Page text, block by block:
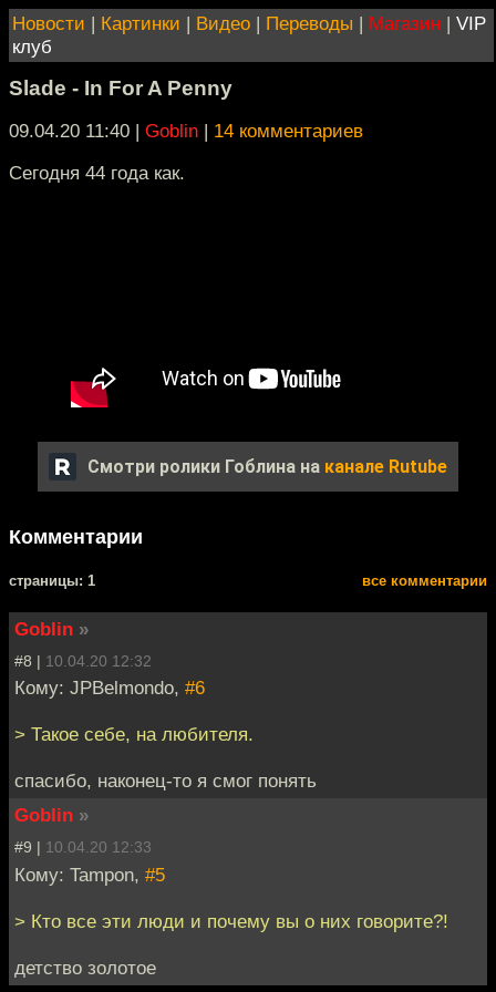
Новости | Картинки | Видео | Переводы | Магазин | VIP
клуб
Slade - In For A Penny
09.04.20 11:40 | Goblin | 14 комментариев
Сегодня 44 года как.
Смотри ролики Гоблина на канале Rutube
Комментарии
cтраницы: 1 все комментарии
Goblin »
#8 | 10.04.20 12:32
Кому: JPBelmondo, #6
> Такое себе, на любителя.
спасибо, наконец-то я смог понять
Goblin »
#9 | 10.04.20 12:33
Кому: Tampon, #5
> Кто все эти люди и почему вы о них говорите?!
детство золотое